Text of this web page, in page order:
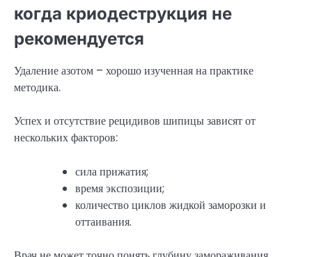
когда криодеструкция не
рекомендуется
Удаление азотом – хорошо изученная на практике
методика.
Успех и отсутствие рецидивов шипицы зависят от
нескольких факторов:
сила прижатия;
время экспозиции;
количество циклов жидкой заморозки и
оттаивания.